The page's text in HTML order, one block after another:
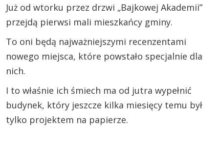
Już od wtorku przez drzwi „Bajkowej Akademii”
przejdą pierwsi mali mieszkańcy gminy.
To oni będą najważniejszymi recenzentami
nowego miejsca, które powstało specjalnie dla
nich.
I to właśnie ich śmiech ma od jutra wypełnić
budynek, który jeszcze kilka miesięcy temu był
tylko projektem na papierze.